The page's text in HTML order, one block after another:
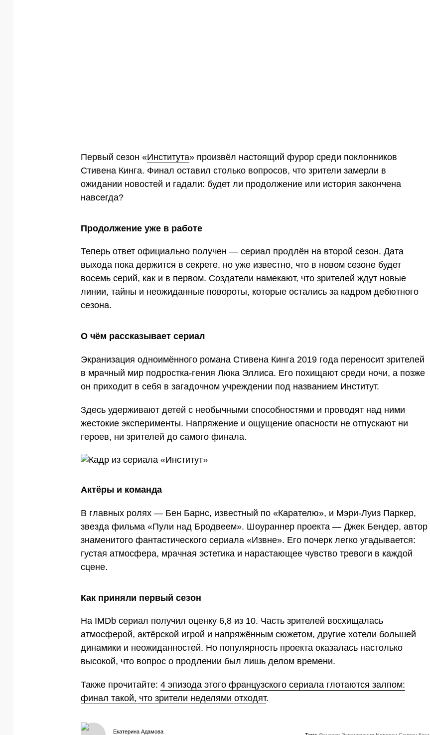
Первый сезон «Института» произвёл настоящий фурор среди поклонников
Стивена Кинга. Финал оставил столько вопросов, что зрители замерли в
ожидании новостей и гадали: будет ли продолжение или история закончена
навсегда?
Продолжение уже в работе
Теперь ответ официально получен — сериал продлён на второй сезон. Дата
выхода пока держится в секрете, но уже известно, что в новом сезоне будет
восемь серий, как и в первом. Создатели намекают, что зрителей ждут новые
линии, тайны и неожиданные повороты, которые остались за кадром дебютного
сезона.
О чём рассказывает сериал
Экранизация одноимённого романа Стивена Кинга 2019 года переносит зрителей
в мрачный мир подростка-гения Люка Эллиса. Его похищают среди ночи, а позже
он приходит в себя в загадочном учреждении под названием Институт.
Здесь удерживают детей с необычными способностями и проводят над ними
жестокие эксперименты. Напряжение и ощущение опасности не отпускают ни
героев, ни зрителей до самого финала.
Актёры и команда
В главных ролях — Бен Барнс, известный по «Карателю», и Мэри-Луиз Паркер,
звезда фильма «Пули над Бродвеем». Шоураннер проекта — Джек Бендер, автор
знаменитого фантастического сериала «Извне». Его почерк легко угадывается:
густая атмосфера, мрачная эстетика и нарастающее чувство тревоги в каждой
сцене.
Как приняли первый сезон
На IMDb сериал получил оценку 6,8 из 10. Часть зрителей восхищалась
атмосферой, актёрской игрой и напряжённым сюжетом, другие хотели большей
динамики и неожиданностей. Но популярность проекта оказалась настолько
высокой, что вопрос о продлении был лишь делом времени.
Также прочитайте: 4 эпизода этого французского сериала глотаются залпом:
финал такой, что зрители неделями отходят.
Екатерина Адамова